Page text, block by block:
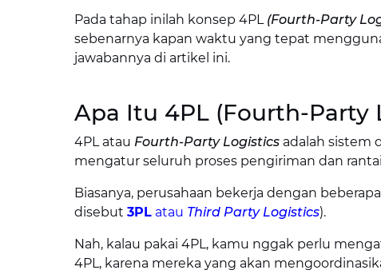
Pada tahap inilah konsep 4PL(Fourth-Party
sebenarnya kapan waktu yang tepat
jawabannya di artikel ini.
Apa Itu 4PL (Fourth-Party
4PL atau Fourth-Party Logisticsadalah sistem
mengatur seluruh proses pengiriman dan
Biasanya, perusahaan bekerja dengan
disebut 3PLatau Third Party Logistics).
Nah, kalau pakai 4PL, kamu nggak perlu
4PL, karena mereka yang akan